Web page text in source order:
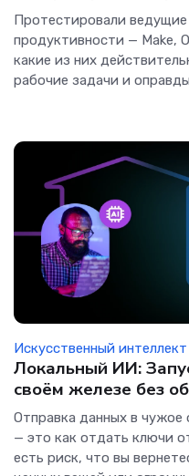
Протестировали
продуктивности — Make,
какие из них
рабочие задачи и
Искусственный интеллект
Локальный ИИ:
своём железе без
Отправка данных в
— это как отдать ключи
есть риск, что вы